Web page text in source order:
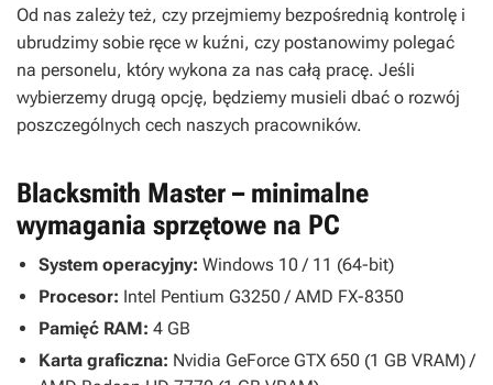
Od nas zależy też, czy przejmiemy bezpośrednią kontrolę i
ubrudzimy sobie ręce w kuźni, czy postanowimy polegać
na personelu, który wykona za nas całą pracę. Jeśli
wybierzemy drugą opcję, będziemy musieli dbać o rozwój
poszczególnych cech naszych pracowników.
Blacksmith Master – minimalne
wymagania sprzętowe na PC
System operacyjny: Windows 10 / 11 (64-bit)
Procesor: Intel Pentium G3250 / AMD FX-8350
Pamięć RAM: 4 GB
Karta graficzna: Nvidia GeForce GTX 650 (1 GB VRAM) /